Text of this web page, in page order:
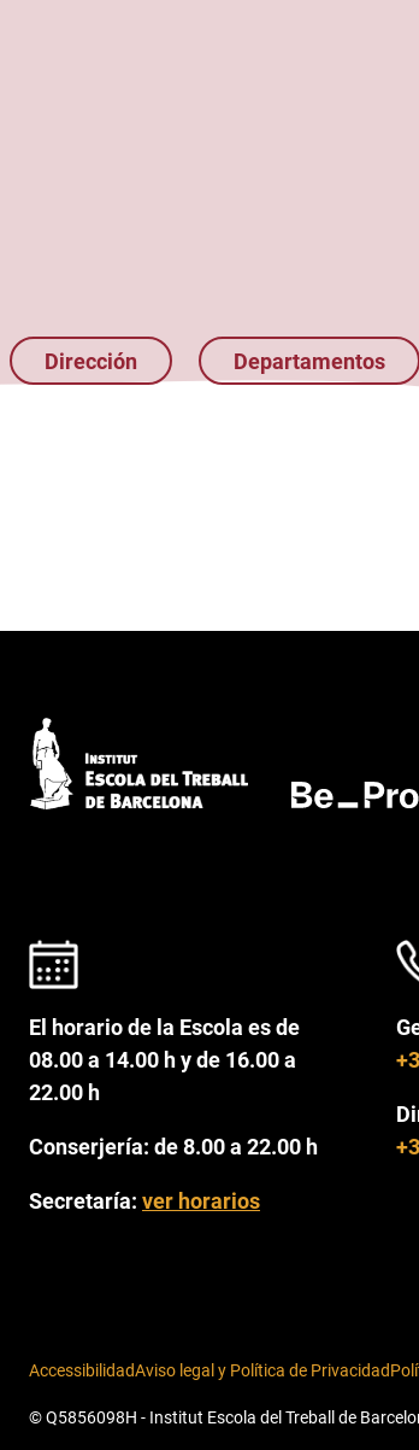
Dirección Departamentos
El horario de la Escola es de
08.00 a 14.00 h y de 16.00 a
22.00 h
Conserjería: de 8.00 a 22.00 h
Secretaría: ver horarios
AccessibilidadAviso legal y Política de Privacidad
© Q5856098H - Institut Escola del Treball de